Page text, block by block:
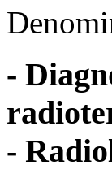
-
-